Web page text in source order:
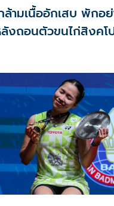
ามเนื้ออักเสบ พักอ
งถอนตัวขนไก่สิงคโ